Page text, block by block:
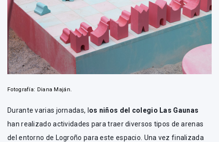
Fotografía: Diana Maján.
Durante varias jornadas, los niños del colegio Las Gaunas
han realizado actividades para traer diversos tipos de arenas
del entorno de Logroño para este espacio. Una vez finalizada